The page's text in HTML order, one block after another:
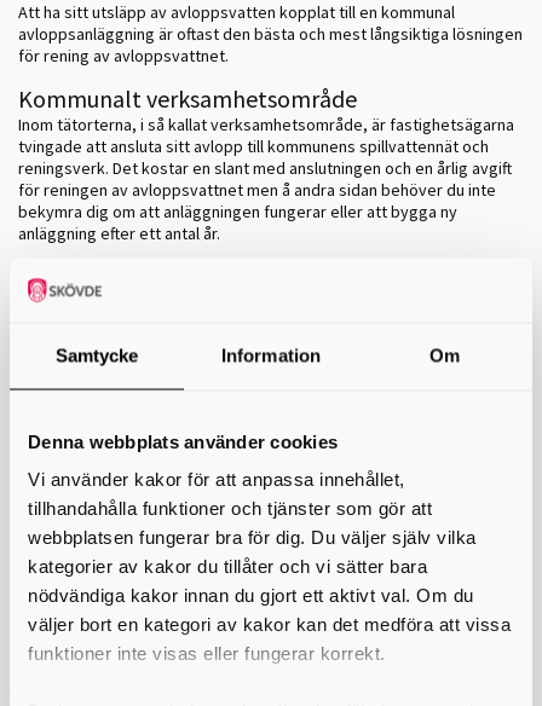
Samtycke Information Om
Denna webbplats använder cookies
Vi använder kakor för att anpassa innehållet,
tillhandahålla funktioner och tjänster som gör att
webbplatsen fungerar bra för dig. Du väljer själv vilka
kategorier av kakor du tillåter och vi sätter bara
nödvändiga kakor innan du gjort ett aktivt val. Om du
väljer bort en kategori av kakor kan det medföra att vissa
funktioner inte visas eller fungerar korrekt.
Att ha sitt utsläpp av avloppsvatten kopplat till en kommunal
avloppsanläggning är oftast den bästa och mest långsiktiga lösningen
för rening av avloppsvattnet.
Kommunalt verksamhetsområde
Inom tätorterna, i så kallat verksamhetsområde, är fastighetsägarna
tvingade att ansluta sitt avlopp till kommunens spillvattennät och
reningsverk. Det kostar en slant med anslutningen och en årlig avgift
för reningen av avloppsvattnet men å andra sidan behöver du inte
bekymra dig om att anläggningen fungerar eller att bygga ny
anläggning efter ett antal år.
även besluta att ett område inte ska omfattas av
VA-anläggning.
ditt avlopp till kommunens anläggning behöver du kontakta
kommunens VA-avdelning för att diskutera om det är möjligt.
Gemensamhetsförening
Är ni flera fastighetsägare inom ett område som önskar bilda en
gemensamhetsförening för att tillsammans ansluta till kommunalt VA
kan ni ta hjälp av vår
VA-rådgivare.
Skriv ut